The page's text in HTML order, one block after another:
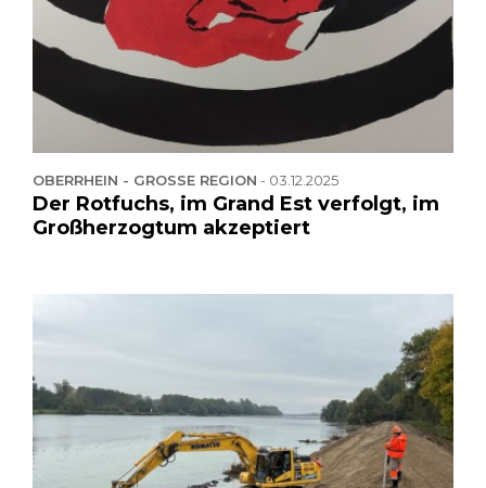
OBERRHEIN - GROSSE REGION - 03.12.2025
Der Rotfuchs, im Grand Est verfolgt, im
Großherzogtum akzeptiert